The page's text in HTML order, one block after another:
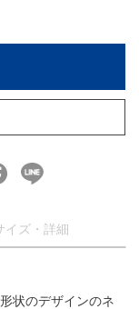
facebookline
イズ・詳細
状のデザインのネ